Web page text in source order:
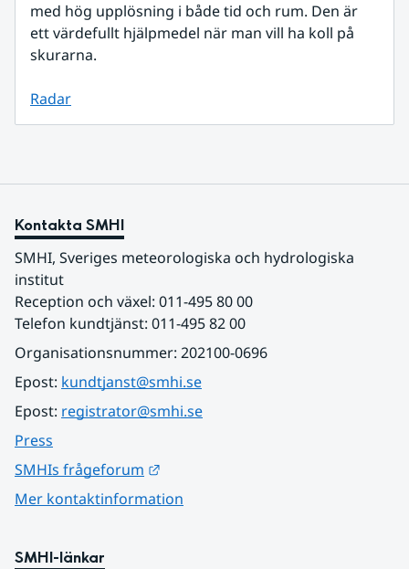
med hög upplösning i både tid och rum. Den är
ett värdefullt hjälpmedel när man vill ha koll på
skurarna.
Radar
Kontakta SMHI
SMHI, Sveriges meteorologiska och hydrologiska
institut
Reception och växel: 011-495 80 00
Telefon kundtjänst: 011-495 82 00
Organisationsnummer: 202100-0696
Epost: kundtjanst@smhi.se
Epost: registrator@smhi.se
Press
SMHIs frågeforum
Mer kontaktinformation
SMHI-länkar